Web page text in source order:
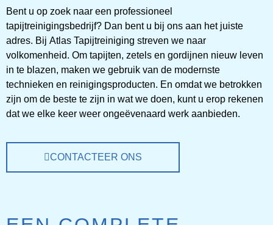
VLOERKLEED
REINIGEN DOOR
PROFESSIONALS
PRIJZEN
Bent u op zoek naar een professioneel
tapijtreinigingsbedrijf? Dan bent u bij ons aan het juiste
adres. Bij Atlas Tapijtreiniging streven we naar
volkomenheid. Om tapijten, zetels en gordijnen nieuw leven
in te blazen, maken we gebruik van de modernste
technieken en reinigingsproducten. En omdat we betrokken
zijn om de beste te zijn in wat we doen, kunt u erop rekenen
dat we elke keer weer ongeëvenaard werk aanbieden.
CONTACTEER ONS